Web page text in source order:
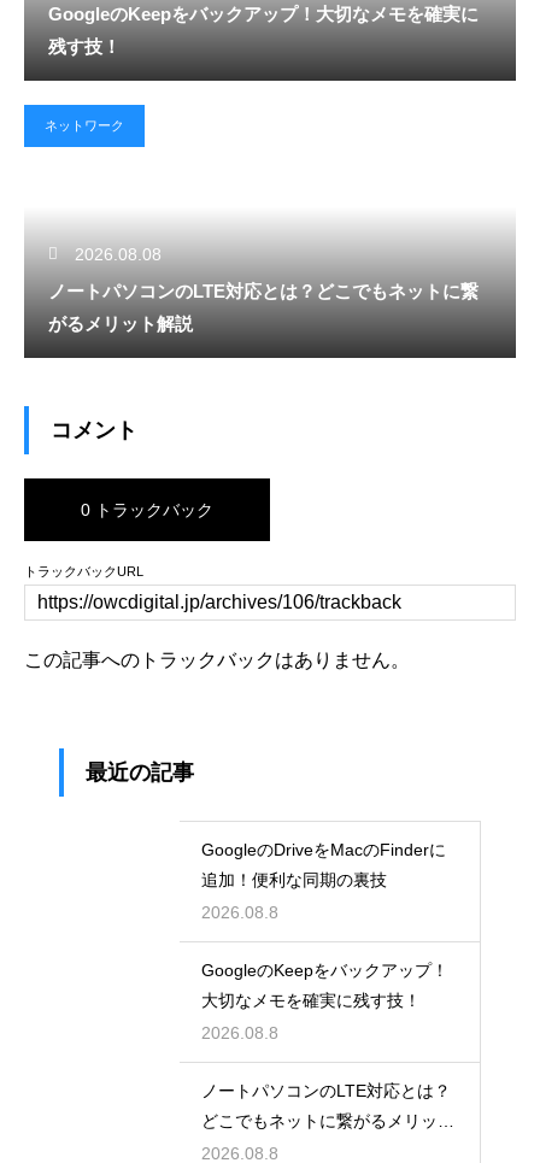
GoogleのKeepをバックアップ！大切なメモを確実に
残す技！
ネットワーク
2026.08.08
ノートパソコンのLTE対応とは？どこでもネットに繋
がるメリット解説
コメント
0 トラックバック
トラックバックURL
この記事へのトラックバックはありません。
最近の記事
GoogleのDriveをMacのFinderに
追加！便利な同期の裏技
2026.08.8
GoogleのKeepをバックアップ！
大切なメモを確実に残す技！
2026.08.8
ノートパソコンのLTE対応とは？
どこでもネットに繋がるメリット
解説
2026.08.8